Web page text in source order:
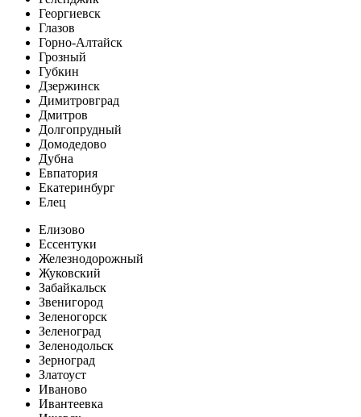
Георгиевск
Глазов
Горно-Алтайск
Грозный
Губкин
Дзержинск
Димитровград
Дмитров
Долгопрудный
Домодедово
Дубна
Евпатория
Екатеринбург
Елец
Елизово
Ессентуки
Железнодорожный
Жуковский
Забайкальск
Звенигород
Зеленогорск
Зеленоград
Зеленодольск
Зерноград
Златоуст
Иваново
Ивантеевка